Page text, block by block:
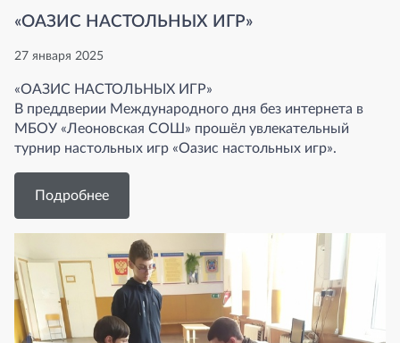
«ОАЗИС НАСТОЛЬНЫХ ИГР»
27 января 2025
«ОАЗИС НАСТОЛЬНЫХ ИГР»
В преддверии Международного дня без интернета в
МБОУ «Леоновская СОШ» прошёл увлекательный
турнир настольных игр «Оазис настольных игр».
Подробнее